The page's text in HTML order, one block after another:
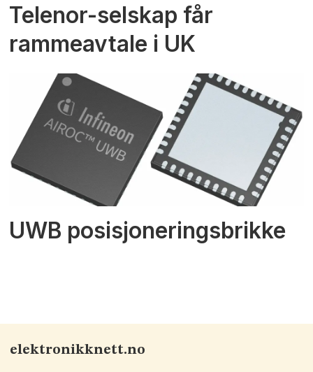
Telenor-selskap får
rammeavtale i UK
UWB posisjoneringsbrikke
elektronikknett.no